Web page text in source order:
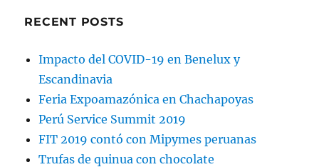
RECENT POSTS
Impacto del COVID-19 en Benelux y
Escandinavia
Feria Expoamazónica en Chachapoyas
Perú Service Summit 2019
FIT 2019 contó con Mipymes peruanas
Trufas de quinua con chocolate